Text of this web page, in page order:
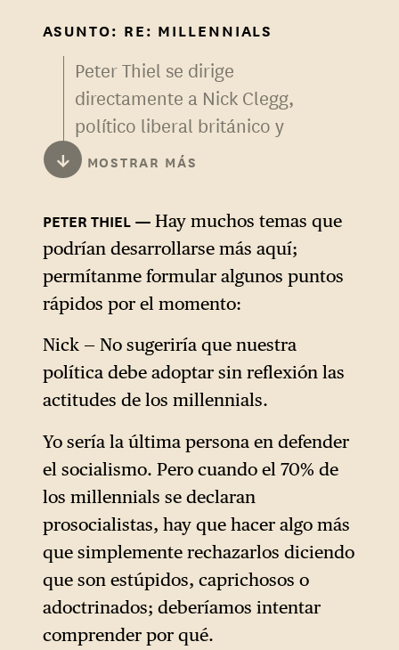
ASUNTO: RE: MILLENNIALS
Peter Thiel se dirige
directamente a Nick Clegg,
político liberal británico y
exviceprimer ministro del
Reino Unido (2010-2015), que
acababa de ser contratado en
2018 por Mark Zuckerberg
para ser vicepresidente de
asuntos globales y
comunicaciones de Facebook
(ahora Meta).
Las personas que forman
parte del círculo son todas
figuras destacadas de
Facebook: Sheryl Sandberg,
antigua miembro del Tesoro
estadounidense bajo Bill
Clinton, era la directora de
operaciones (COO) del grupo
y desempeñó un papel
fundamental en la
↓ MOSTRAR MÁS
Hay muchos temas que
podrían desarrollarse más aquí;
permítanme formular algunos puntos
rápidos por el momento:
Nick — No sugeriría que nuestra
política debe adoptar sin reflexión las
actitudes de los millennials.
Yo sería la última persona en defender
el socialismo. Pero cuando el 70% de
los millennials se declaran
prosocialistas, hay que hacer algo más
que simplemente rechazarlos diciendo
que son estúpidos, caprichosos o
adoctrinados; deberíamos intentar
comprender por qué.